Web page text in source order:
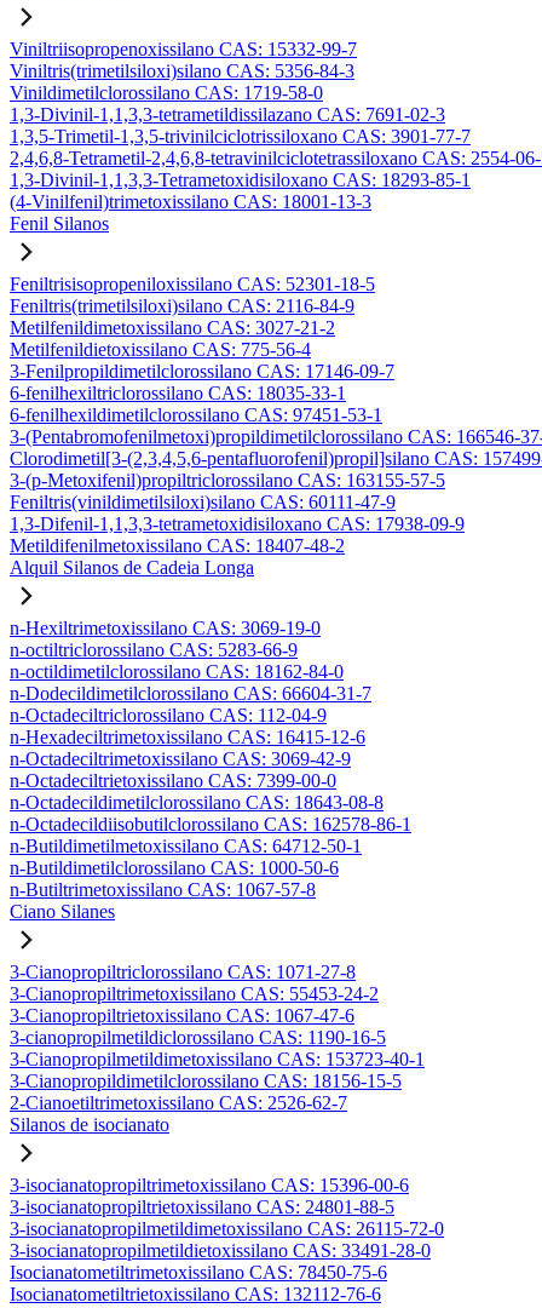
Viniltriisopropenoxissilano CAS: 15332-99-7
Viniltris(trimetilsiloxi)silano CAS: 5356-84-3
Vinildimetilclorossilano CAS: 1719-58-0
1,3-Divinil-1,1,3,3-tetrametildissilazano CAS: 7691-02-3
1,3,5-Trimetil-1,3,5-trivinilciclotrissiloxano CAS: 3901-77-7
2,4,6,8-Tetrametil-2,4,6,8-tetravinilciclotetrassiloxano CAS: 2554-
1,3-Divinil-1,1,3,3-Tetrametoxidisiloxano CAS: 18293-85-1
(4-Vinilfenil)trimetoxissilano CAS: 18001-13-3
Fenil Silanos
Feniltrisisopropeniloxissilano CAS: 52301-18-5
Feniltris(trimetilsiloxi)silano CAS: 2116-84-9
Metilfenildimetoxissilano CAS: 3027-21-2
Metilfenildietoxissilano CAS: 775-56-4
3-Fenilpropildimetilclorossilano CAS: 17146-09-7
6-fenilhexiltriclorossilano CAS: 18035-33-1
6-fenilhexildimetilclorossilano CAS: 97451-53-1
3-(Pentabromofenilmetoxi)propildimetilclorossilano CAS: 166546-
Clorodimetil[3-(2,3,4,5,6-pentafluorofenil)propil]silano CAS:
3-(p-Metoxifenil)propiltriclorossilano CAS: 163155-57-5
Feniltris(vinildimetilsiloxi)silano CAS: 60111-47-9
1,3-Difenil-1,1,3,3-tetrametoxidisiloxano CAS: 17938-09-9
Metildifenilmetoxissilano CAS: 18407-48-2
Alquil Silanos de Cadeia Longa
n-Hexiltrimetoxissilano CAS: 3069-19-0
n-octiltriclorossilano CAS: 5283-66-9
n-octildimetilclorossilano CAS: 18162-84-0
n-Dodecildimetilclorossilano CAS: 66604-31-7
n-Octadeciltriclorossilano CAS: 112-04-9
n-Hexadeciltrimetoxissilano CAS: 16415-12-6
n-Octadeciltrimetoxissilano CAS: 3069-42-9
n-Octadeciltrietoxissilano CAS: 7399-00-0
n-Octadecildimetilclorossilano CAS: 18643-08-8
n-Octadecildiisobutilclorossilano CAS: 162578-86-1
n-Butildimetilmetoxissilano CAS: 64712-50-1
n-Butildimetilclorossilano CAS: 1000-50-6
n-Butiltrimetoxissilano CAS: 1067-57-8
Ciano Silanes
3-Cianopropiltriclorossilano CAS: 1071-27-8
3-Cianopropiltrimetoxissilano CAS: 55453-24-2
3-Cianopropiltrietoxissilano CAS: 1067-47-6
3-cianopropilmetildiclorossilano CAS: 1190-16-5
3-Cianopropilmetildimetoxissilano CAS: 153723-40-1
3-Cianopropildimetilclorossilano CAS: 18156-15-5
2-Cianoetiltrimetoxissilano CAS: 2526-62-7
Silanos de isocianato
3-isocianatopropiltrimetoxissilano CAS: 15396-00-6
3-isocianatopropiltrietoxissilano CAS: 24801-88-5
3-isocianatopropilmetildimetoxissilano CAS: 26115-72-0
3-isocianatopropilmetildietoxissilano CAS: 33491-28-0
Isocianatometiltrimetoxissilano CAS: 78450-75-6
Isocianatometiltrietoxissilano CAS: 132112-76-6